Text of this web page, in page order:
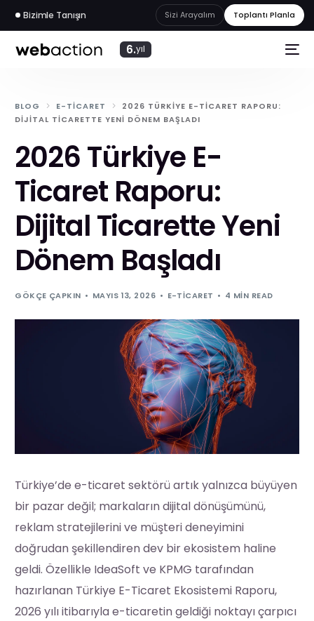
Bizimle Tanışın Sizi Arayalım Toplantı Planla
6.yıl
BLOG E-TICARET
2026 TÜRKIYE E-TICARET RAPORU:
DIJITAL TICARETTE YENI DÖNEM BAŞLADI
2026 Türkiye E-
Ticaret Raporu:
Dijital Ticarette Yeni
Dönem Başladı
GÖKÇE ÇAPKIN MAYIS 13, 2026 E-TICARET 4 MIN READ
Türkiye’de e-ticaret sektörü artık yalnızca büyüyen
bir pazar değil; markaların dijital dönüşümünü,
reklam stratejilerini ve müşteri deneyimini
doğrudan şekillendiren dev bir ekosistem haline
geldi. Özellikle IdeaSoft ve KPMG tarafından
hazırlanan Türkiye E-Ticaret Ekosistemi Raporu,
2026 yılı itibarıyla e-ticaretin geldiği noktayı çarpıcı
webakademi